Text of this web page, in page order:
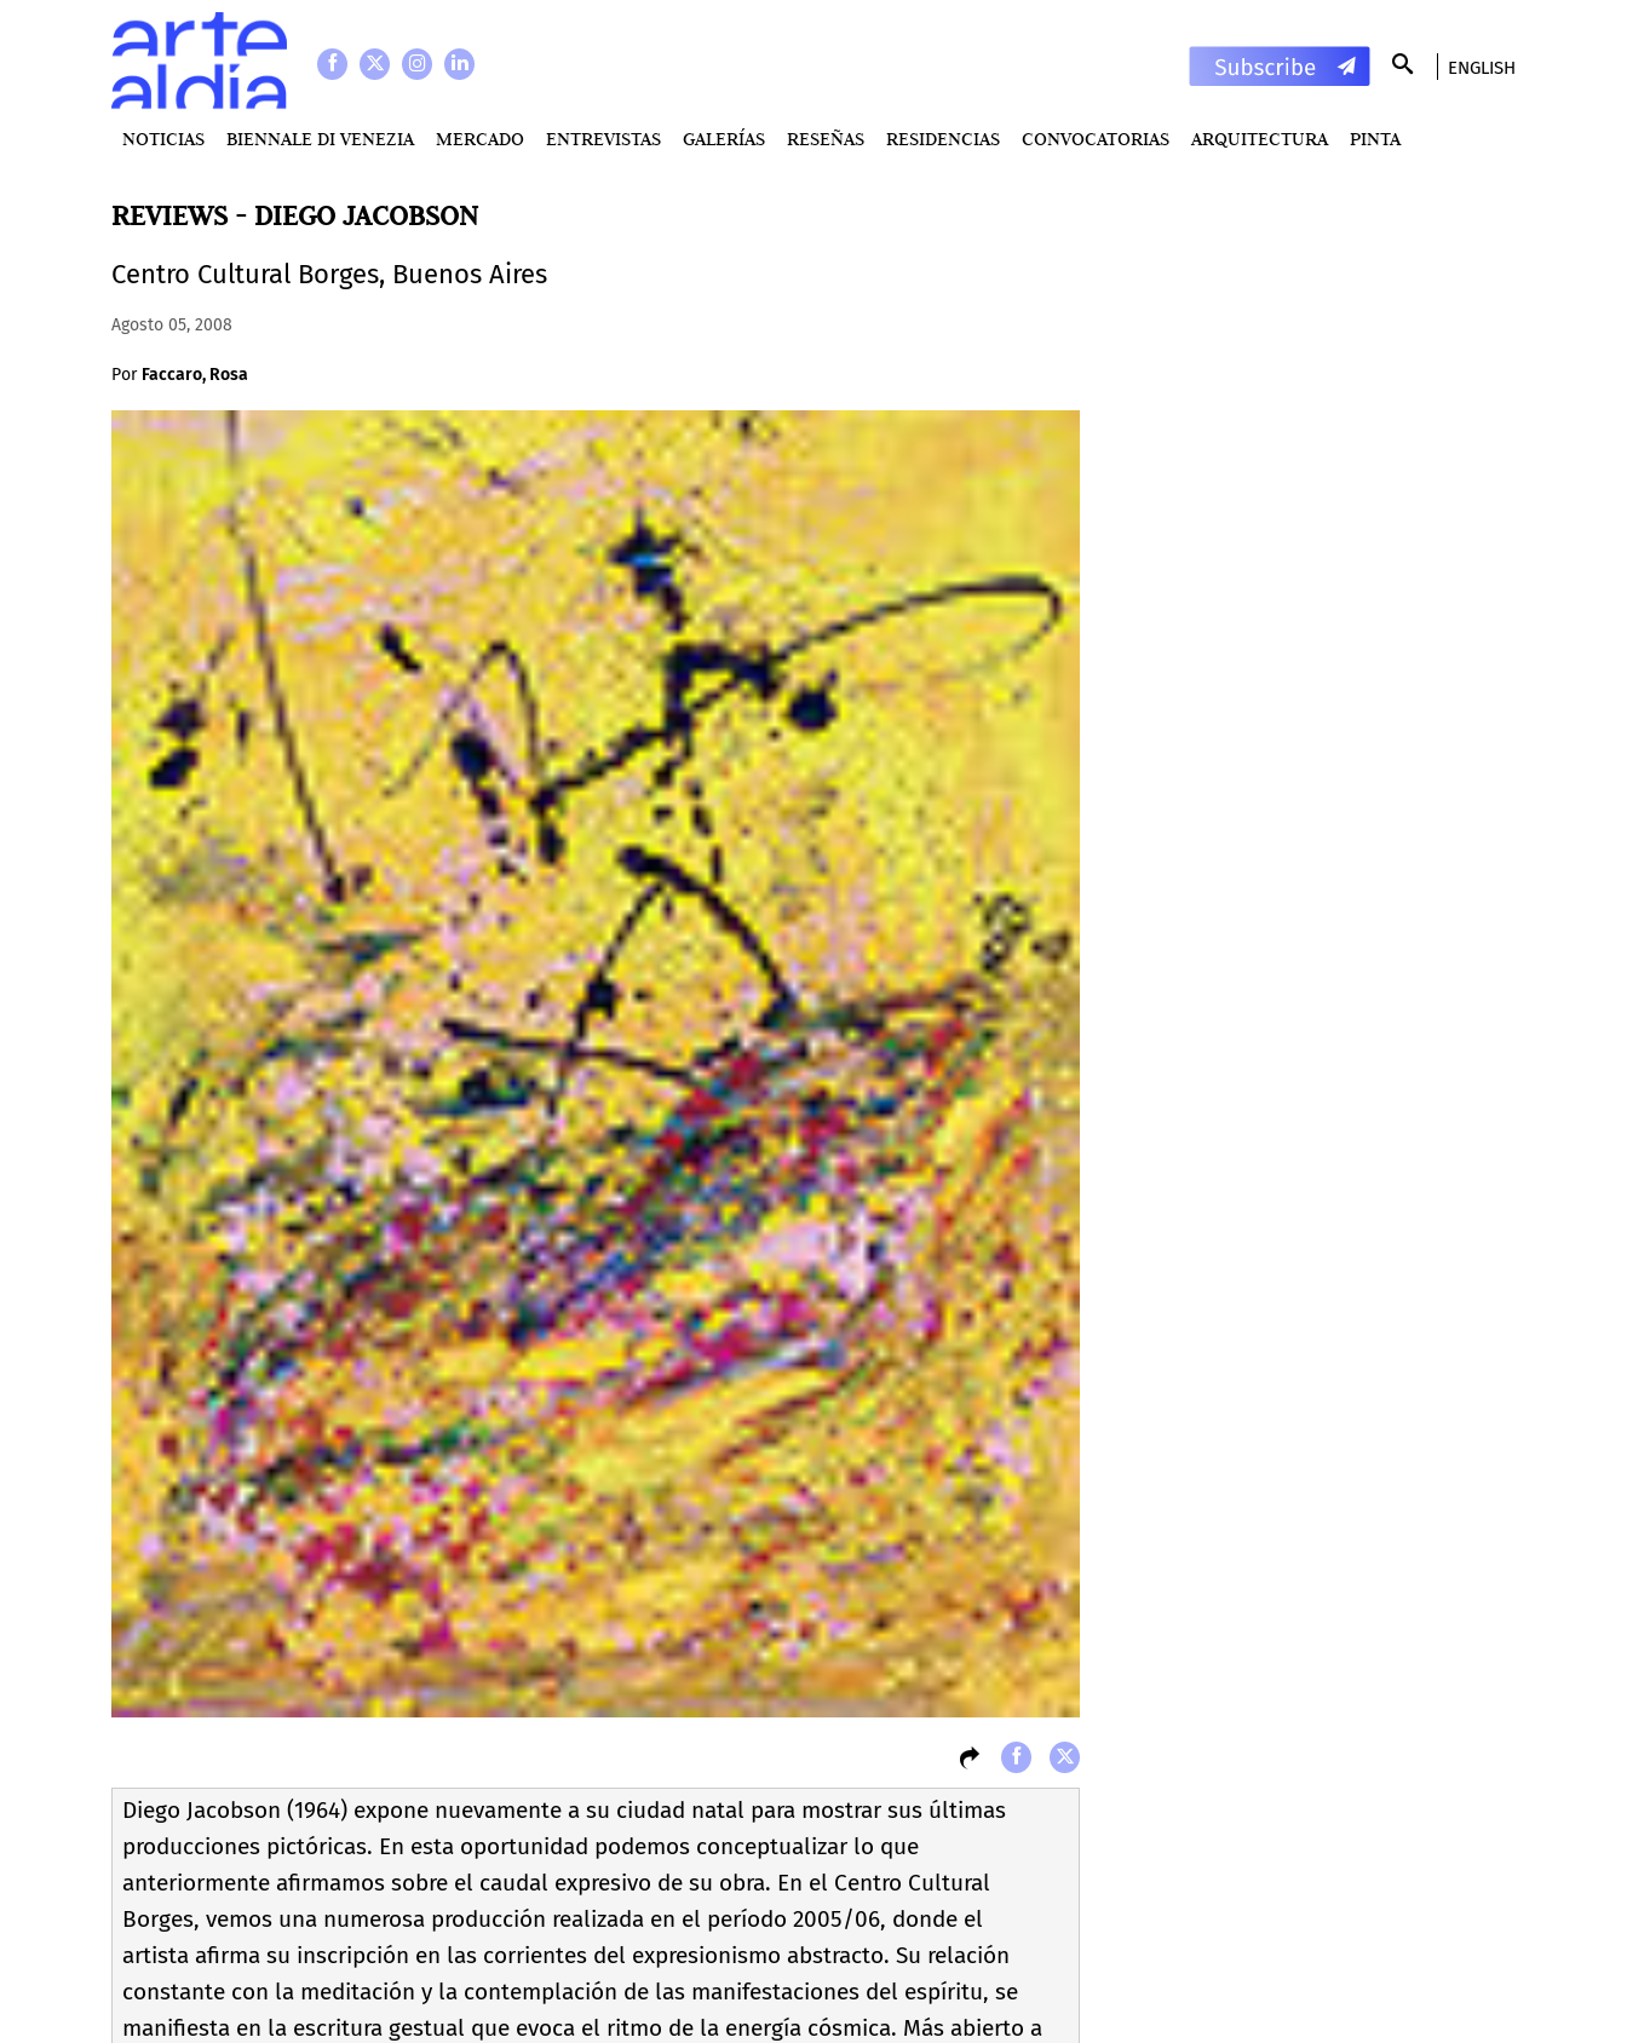
ENGLISH
NOTICIAS BIENNALE DI VENEZIA MERCADO ENTREVISTAS GALERÍAS RESEÑAS RESIDENCIAS CONVOCATORIAS ARQUITECTURA PINTA
REVIEWS - DIEGO JACOBSON
Centro Cultural Borges, Buenos Aires
Agosto 05, 2008
Por Faccaro, Rosa
Diego Jacobson (1964) expone nuevamente a su ciudad natal para mostrar sus últimas
producciones pictóricas. En esta oportunidad podemos conceptualizar lo que
anteriormente afirmamos sobre el caudal expresivo de su obra. En el Centro Cultural
Borges, vemos una numerosa producción realizada en el perí­odo 2005/06, donde el
artista afirma su inscripción en las corrientes del expresionismo abstracto. Su relación
constante con la meditación y la contemplación de las manifestaciones del espí­ritu, se
manifiesta en la escritura gestual que evoca el ritmo de la energí­a cósmica. Más abierto a